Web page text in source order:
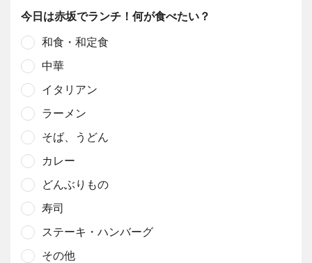
今日は赤坂でランチ！何が食べたい？
和食・和定食
中華
イタリアン
ラーメン
そば、うどん
カレー
どんぶりもの
寿司
ステーキ・ハンバーグ
その他